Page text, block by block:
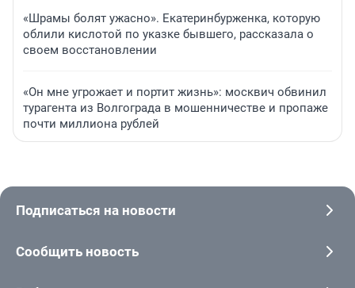
«Шрамы болят ужасно». Екатеринбурженка, которую
облили кислотой по указке бывшего, рассказала о
своем восстановлении
«Он мне угрожает и портит жизнь»: москвич обвинил
турагента из Волгограда в мошенничестве и пропаже
почти миллиона рублей
Подписаться на новости
Сообщить новость